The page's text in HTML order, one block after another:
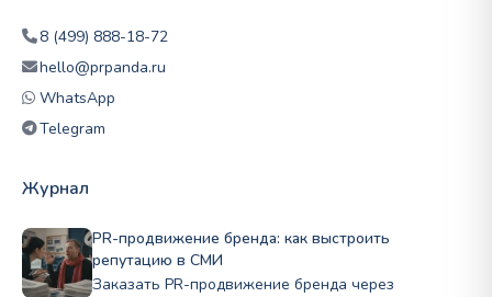
8 (499) 888-18-72
hello@prpanda.ru
WhatsApp
Telegram
Журнал
PR-продвижение бренда: как выстроить
репутацию в СМИ
Заказать PR-продвижение бренда через